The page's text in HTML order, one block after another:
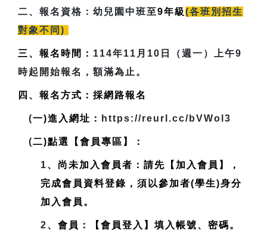
二、報名資格： 幼兒園中班至9年級(各班別招生
對象不同)
三、報名時間： 114年11月10日（週一）上午9
時起開始報名，額滿為止。
四、報名方式：採網路報名
(一)進入網址： https://reurl.cc/bVWol3
(二)點選【會員專區】：
1、尚未加入會員者：請先【加入會員】，
完成會員資料登錄， 須以參加者(學生)身分
加入會員 。
2、會員：【會員登入】填入帳號、密碼。